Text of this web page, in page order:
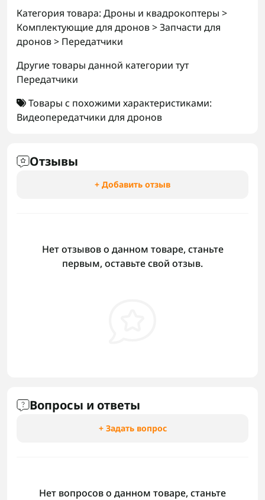
Категория товара: Дроны и квадрокоптеры >
Комплектующие для дронов > Запчасти для
дронов > Передатчики
Другие товары данной категории тут
Передатчики
Товары с похожими характеристиками:
Видеопередатчики для дронов
Отзывы
+ Добавить отзыв
Нет отзывов о данном товаре, станьте
первым, оставьте свой отзыв.
Вопросы и ответы
+ Задать вопрос
Нет вопросов о данном товаре, станьте